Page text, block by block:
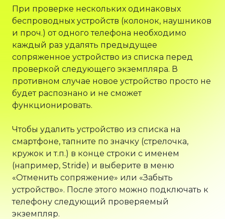
При проверке нескольких одинаковых
беспроводных устройств (колонок, наушников
и проч.) от одного телефона необходимо
каждый раз удалять предыдущее
сопряженное устройство из списка перед
проверкой следующего экземпляра. В
противном случае новое устройство просто не
будет распознано и не сможет
функционировать.
Чтобы удалить устройство из списка на
смартфоне, тапните по значку (стрелочка,
кружок и т.п.) в конце строки с именем
(например, Stride) и выберите в меню
«Отменить сопряжение» или «Забыть
устройство». После этого можно подключать к
телефону следующий проверяемый
экземпляр.